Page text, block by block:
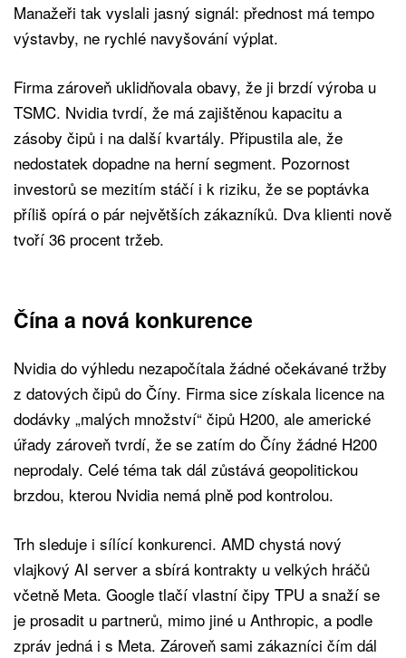
Manažeři tak vyslali jasný signál: přednost má tempo
výstavby, ne rychlé navyšování výplat.
Firma zároveň uklidňovala obavy, že ji brzdí výroba u
TSMC. Nvidia tvrdí, že má zajištěnou kapacitu a
zásoby čipů i na další kvartály. Připustila ale, že
nedostatek dopadne na herní segment. Pozornost
investorů se mezitím stáčí i k riziku, že se poptávka
příliš opírá o pár největších zákazníků. Dva klienti nově
tvoří 36 procent tržeb.
Čína a nová konkurence
Nvidia do výhledu nezapočítala žádné očekávané tržby
z datových čipů do Číny. Firma sice získala licence na
dodávky „malých množství“ čipů H200, ale americké
úřady zároveň tvrdí, že se zatím do Číny žádné H200
neprodaly. Celé téma tak dál zůstává geopolitickou
brzdou, kterou Nvidia nemá plně pod kontrolou.
Trh sleduje i sílící konkurenci. AMD chystá nový
vlajkový AI server a sbírá kontrakty u velkých hráčů
včetně Meta. Google tlačí vlastní čipy TPU a snaží se
je prosadit u partnerů, mimo jiné u Anthropic, a podle
zpráv jedná i s Meta. Zároveň sami zákazníci čím dál